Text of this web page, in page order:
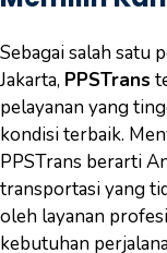
Sebagai salah satu
Jakarta, PPSTrans
pelayanan yang
kondisi terbaik.
PPSTrans berarti
transportasi yang
oleh layanan
kebutuhan